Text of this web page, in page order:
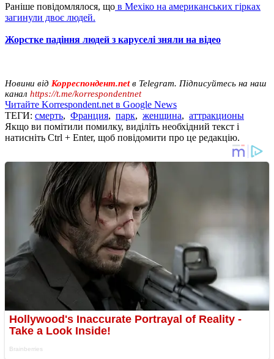
Раніше повідомлялося, що в Мехіко на американських гірках
загинули двоє людей.
Жорстке падіння людей з каруселі зняли на відео
Новини від Корреспондент.netв Telegram. Підписуйтесь на наш
канал https://t.me/korrespondentnet
Читайте Korrespondent.net в Google News
ТЕГИ: смерть, Франция, парк, женщина, аттракционы
Якщо ви помітили помилку, виділіть необхідний текст і
натисніть Ctrl + Enter, щоб повідомити про це редакцію.